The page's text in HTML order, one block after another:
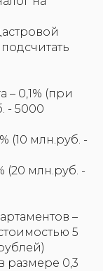
– 0,1% (при
- 5000
(10 млн.руб. -
(20 млн.руб. -
–
5
размере 0,3